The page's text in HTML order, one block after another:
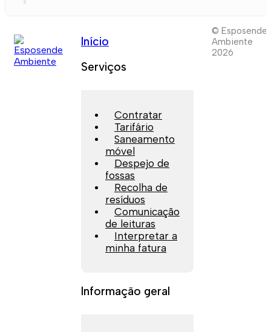
Início
Serviços
Contratar
Tarifário
Saneamento
móvel
Despejo de
fossas
Recolha de
resíduos
Comunicação
de leituras
Interpretar a
minha fatura
Informação geral
© Esposende
Ambiente
2026